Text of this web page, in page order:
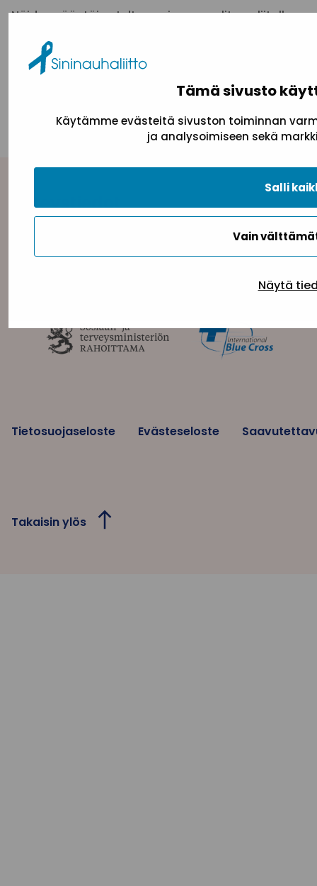
Tämä sivusto
Käytämme evästeitä sivuston toiminnan
ja analysoimiseen sekä
Vain
Salli
Näytä
Näiden sääntöjen tultua voimaan valitaan liitolle
varajäsentä. Heistä näiden sääntöjen mukaan
ensimmäisen vuoden jälkeen erovuoroisiksi tulevat
Yhteystiedot
Tietosuojaseloste Evästeseloste
Takaisin ylös